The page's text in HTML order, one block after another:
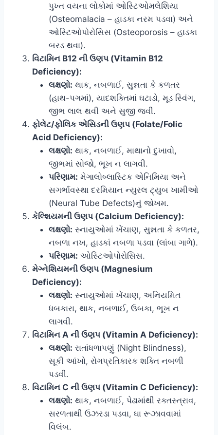
પુખ્ત વયના લોકોમાં ઓસ્ટિઓમલેશિયા
(Osteomalacia – હાડકા નરમ પડવા) અને
ઓસ્ટિઓપોરોસિસ (Osteoporosis – હાડકા
બરડ થવા).
વિટામિન B12 ની ઉણપ (Vitamin B12
Deficiency):
લક્ષણો: થાક, નબળાઈ, સુન્નતા કે કળતર
(હાથ-પગમાં), યાદશક્તિમાં ઘટાડો, મૂડ સ્વિંગ,
જીભ લાલ થવી અને સુજી જવી.
ફોલેટ/ફોલિક એસિડની ઉણપ (Folate/Folic
Acid Deficiency):
લક્ષણો: થાક, નબળાઈ, માથાનો દુખાવો,
જીભમાં સોજો, ભૂખ ન લાગવી.
પરિણામ: મેગાલોબ્લાસ્ટિક એનિમિયા અને
સગર્ભાવસ્થા દરમિયાન ન્યુરલ ટ્યુબ ખામીઓ
(Neural Tube Defects)નું જોખમ.
કેલ્શિયમની ઉણપ (Calcium Deficiency):
લક્ષણો: સ્નાયુઓમાં ખેંચાણ, સુન્નતા કે કળતર,
નબળા નખ, હાડકાં નબળા પડવા (લાંબા ગાળે).
પરિણામ: ઓસ્ટિઓપોરોસિસ.
મેગ્નેશિયમની ઉણપ (Magnesium
Deficiency):
લક્ષણો: સ્નાયુઓમાં ખેંચાણ, અનિયમિત
ધબકારા, થાક, નબળાઈ, ઉબકા, ભૂખ ન
લાગવી.
વિટામિન A ની ઉણપ (Vitamin A Deficiency):
લક્ષણો: રાતાંધળાપણું (Night Blindness),
સૂકી આંખો, રોગપ્રતિકારક શક્તિ નબળી
પડવી.
વિટામિન C ની ઉણપ (Vitamin C Deficiency):
લક્ષણો: થાક, નબળાઈ, પેઢામાંથી રક્તસ્ત્રાવ,
સરળતાથી ઉઝરડા પડવા, ઘા રૂઝાવવામાં
વિલંબ.